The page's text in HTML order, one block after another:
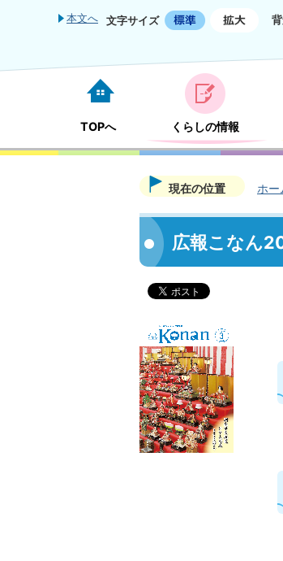
本文へ 文字サイズ
TOPへ くらしの情報
現在の位置 ホー
広報こなん